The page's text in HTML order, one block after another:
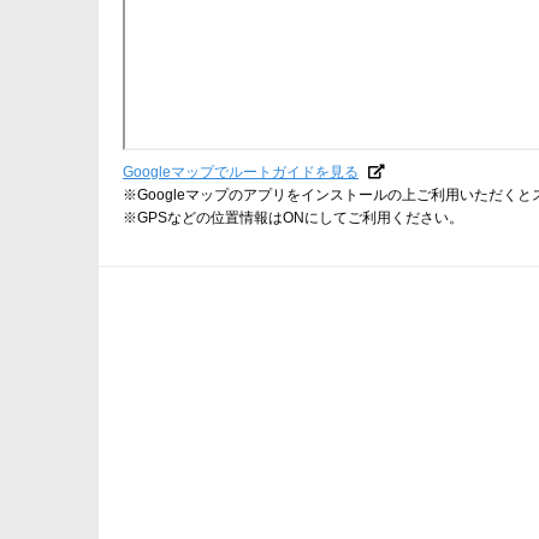
Googleマップでルートガイドを見る
※Googleマップのアプリをインストールの上ご利用いただくと
※GPSなどの位置情報はONにしてご利用ください。